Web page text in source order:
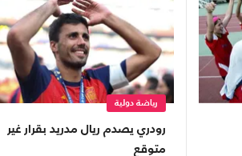
رياضة دولية
رودري يصدم ريال مدريد بقرار غير
متوقع